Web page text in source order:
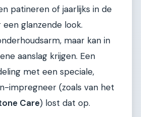
patineren of jaarlijks in de
glanzende look.
maar kan in
aanslag krijgen. Een
met een speciale,
impregneer (zoals van het
Care) lost dat op.